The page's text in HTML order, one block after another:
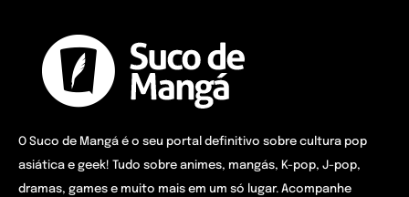
O Suco de Mangá é o seu portal definitivo sobre cultura pop
asiática e geek! Tudo sobre animes, mangás, K-pop, J-pop,
dramas, games e muito mais em um só lugar. Acompanhe